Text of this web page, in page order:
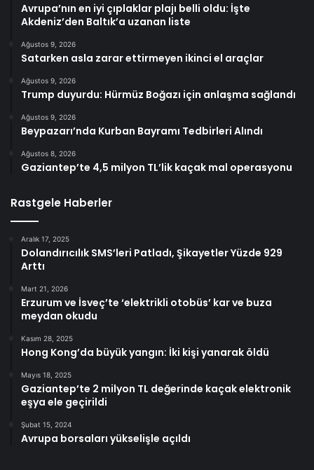
Avrupa’nın en iyi çıplaklar plajı belli oldu: İşte
Akdeniz’den Baltık’a uzanan liste
Ağustos 9, 2026
Satarken asla zarar ettirmeyen ikinci el araçlar
Ağustos 9, 2026
Trump duyurdu: Hürmüz Boğazı için anlaşma sağlandı
Ağustos 9, 2026
Beypazarı’nda Kurban Bayramı Tedbirleri Alındı
Ağustos 8, 2026
Gaziantep’te 4,5 milyon TL’lik kaçak mal operasyonu
Rastgele Haberler
Aralık 17, 2025
Dolandırıcılık SMS’leri Patladı, Şikayetler Yüzde 929
Arttı
Mart 21, 2026
Erzurum ve İsveç’te ‘elektrikli otobüs’ kar ve buza
meydan okudu
Kasım 28, 2025
Hong Kong’da büyük yangın: İki kişi yanarak öldü
Mayıs 18, 2025
Gaziantep’te 2 milyon TL değerinde kaçak elektronik
eşya ele geçirildi
Şubat 15, 2024
Avrupa borsaları yükselişle açıldı